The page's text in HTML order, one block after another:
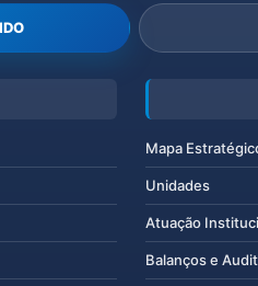
Mapa
Unidades
Atuação
Balanços e